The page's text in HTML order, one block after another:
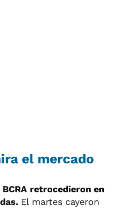
el mercado
retrocedieron en
El martes cayeron